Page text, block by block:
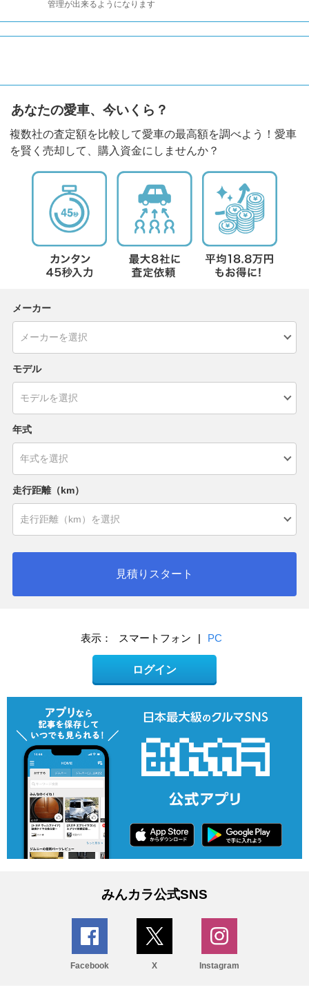
管理が出来るようになります
あなたの愛車、今いくら？
複数社の査定額を比較して愛車の最高額を調べよう！愛車
を賢く売却して、購入資金にしませんか？
メーカー
モデル
年式
走行距離（km）
見積りスタート
表示： スマートフォン | PC
ログイン
みんカラ公式SNS
Facebook X Instagram